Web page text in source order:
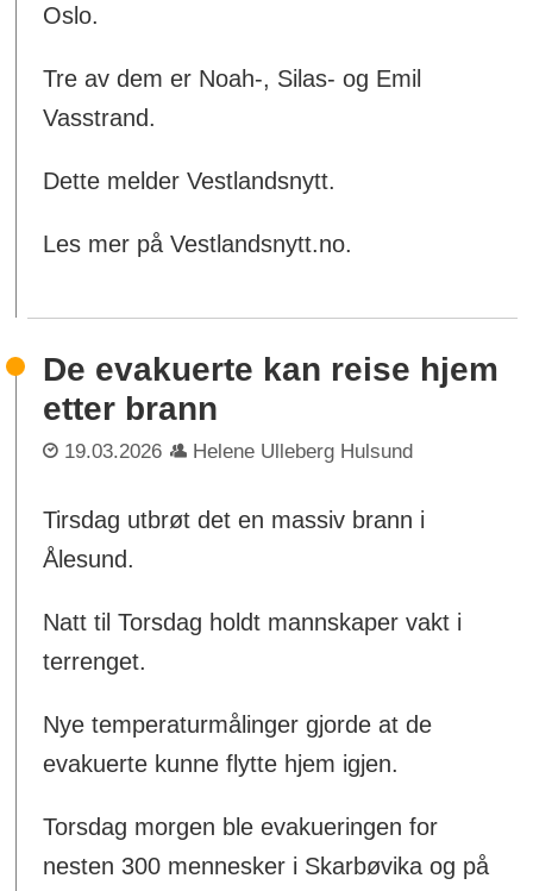
Oslo.
Tre av dem er Noah-, Silas- og Emil
Vasstrand.
Dette melder Vestlandsnytt.
Les mer på Vestlandsnytt.no.
De evakuerte kan reise hjem
etter brann
19.03.2026 Helene Ulleberg Hulsund
Tirsdag utbrøt det en massiv brann i
Ålesund.
Natt til Torsdag holdt mannskaper vakt i
terrenget.
Nye temperaturmålinger gjorde at de
evakuerte kunne flytte hjem igjen.
Torsdag morgen ble evakueringen for
nesten 300 mennesker i Skarbøvika og på